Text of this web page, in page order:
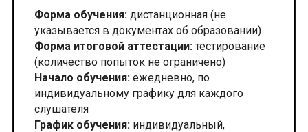
Форма обучения: дистанционная (не
указывается в документах об образовании)
Форма итоговой аттестации: тестирование
(количество попыток не ограничено)
Начало обучения: ежедневно, по
индивидуальному графику для каждого
слушателя
График обучения: индивидуальный,